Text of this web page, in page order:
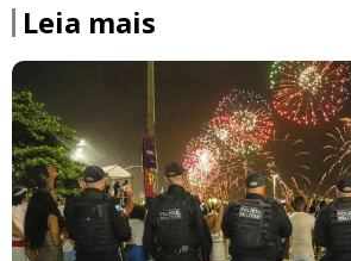
Leia mais